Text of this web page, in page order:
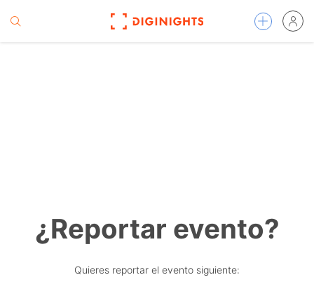
¿Reportar evento?
Quieres reportar el evento siguiente: